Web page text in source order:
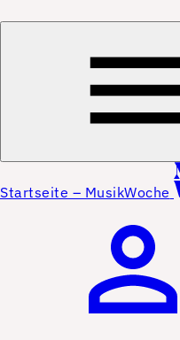
Startseite – MusikWoche